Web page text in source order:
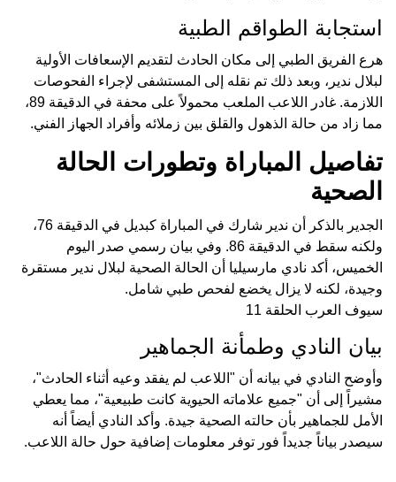
استجابة الطواقم الطبية
هرع الفريق الطبي إلى مكان الحادث لتقديم الإسعافات الأولية
لبلال ندير، وبعد ذلك تم نقله إلى المستشفى لإجراء الفحوصات
اللازمة. غادر اللاعب الملعب محمولاً على محفة في الدقيقة 89،
مما زاد من حالة الذهول والقلق بين زملائه وأفراد الجهاز الفني.
تفاصيل المباراة وتطورات الحالة
الصحية
الجدير بالذكر أن ندير شارك في المباراة كبديل في الدقيقة 76،
ولكنه سقط في الدقيقة 86. وفي بيان رسمي صدر اليوم
الخميس، أكد نادي مارسيليا أن الحالة الصحية لبلال ندير مستقرة
وجيدة، لكنه لا يزال يخضع لفحص طبي شامل.
سيوف العرب الحلقة 11
بيان النادي وطمأنة الجماهير
وأوضح النادي في بيانه أن "اللاعب لم يفقد وعيه أثناء الحادث"،
مشيراً إلى أن "جميع علاماته الحيوية كانت طبيعية"، مما يعطي
الأمل للجماهير بأن حالته الصحية جيدة. وأكد النادي أيضاً أنه
سيصدر بياناً جديداً فور توفر معلومات إضافية حول حالة اللاعب.